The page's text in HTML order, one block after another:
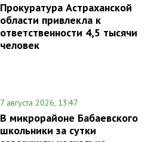
Прокуратура Астраханской
области привлекла к
ответственности 4,5 тысячи
человек
7 августа 2026, 13:47
В микрорайоне Бабаевского
школьники за сутки